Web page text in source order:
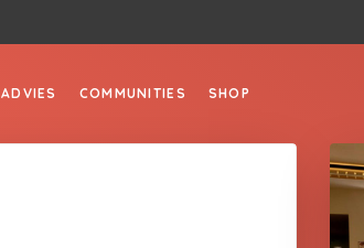
ADVIES COMMUNITIES SHOP